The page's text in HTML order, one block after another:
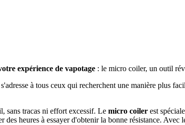
expérience de vapotage : le micro coiler, un outil
s'adresse à tous ceux qui recherchent une manière plus
sans tracas ni effort excessif. Le micro coiler est
heures à essayer d'obtenir la bonne résistance. Avec